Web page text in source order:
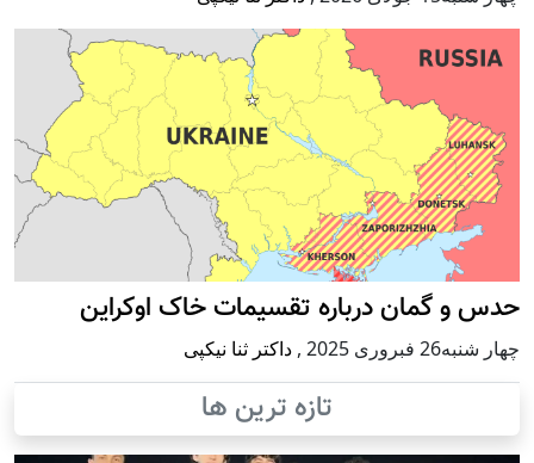
حدس و گمان درباره تقسیمات خاک اوکراین
چهار شنبه26 فبروری 2025 , داکتر ثنا نیکپی
تازه ترین ها